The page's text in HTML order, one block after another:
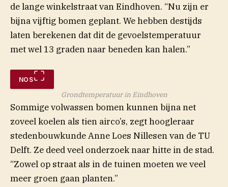
de lange winkelstraat van Eindhoven. “Nu zijn er
bijna vijftig bomen geplant. We hebben destijds
laten berekenen dat dit de gevoelstemperatuur
met wel 13 graden naar beneden kan halen.”
NOS
Grondtemperatuur in Eindhoven
Sommige volwassen bomen kunnen bijna net
zoveel koelen als tien airco’s, zegt hoogleraar
stedenbouwkunde Anne Loes Nillesen van de TU
Delft. Ze deed veel onderzoek naar hitte in de stad.
“Zowel op straat als in de tuinen moeten we veel
meer groen gaan planten.”